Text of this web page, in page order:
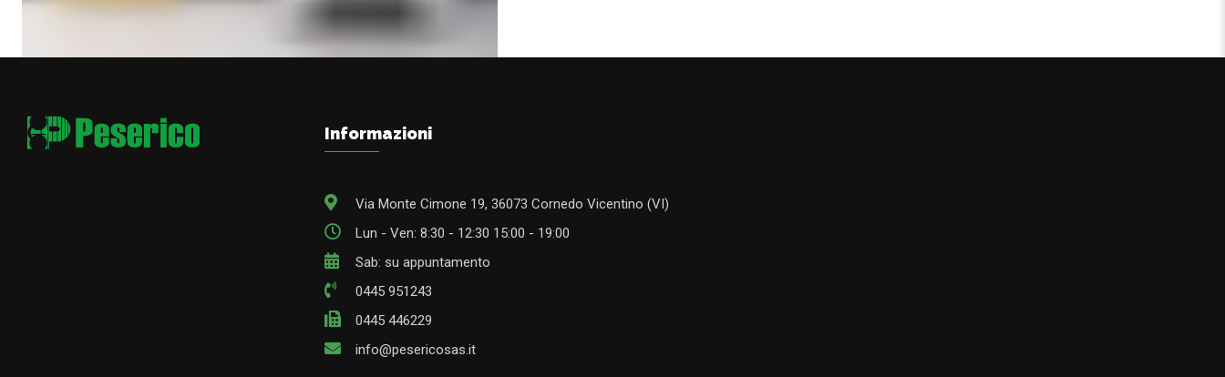
Informazioni
Via Monte Cimone 19, 36073 Cornedo Vicentino (VI)
Lun - Ven: 8:30 - 12:30 15:00 - 19:00
Sab: su appuntamento
0445 951243
0445 446229
info@pesericosas.it